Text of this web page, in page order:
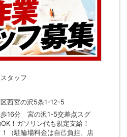
タッフ
西宮の沢5条1-12-5
歩16分 宮の沢1-5交差点スグ
！ガソリン代も規定支給！
（駐輪場料金は自己負担、店